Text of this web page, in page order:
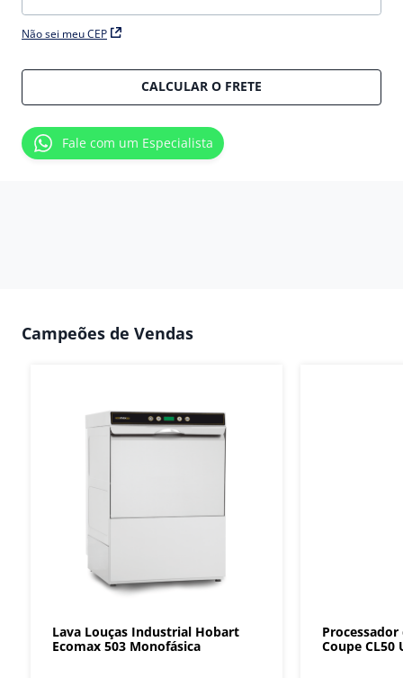
Não sei meu CEP
CALCULAR O FRETE
Fale com um Especialista
Campeões de Vendas
Lava Louças Industrial Hobart
Ecomax 503 Monofásica
Coupe CL50